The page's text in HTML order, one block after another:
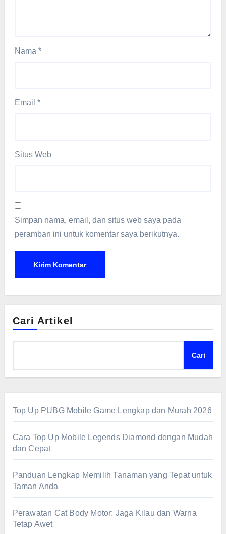
Nama *
Email *
Situs Web
Simpan nama, email, dan situs web saya pada
peramban ini untuk komentar saya berikutnya.
Cari Artikel
Cari
Top Up PUBG Mobile Game Lengkap dan Murah 2026
Cara Top Up Mobile Legends Diamond dengan Mudah
dan Cepat
Panduan Lengkap Memilih Tanaman yang Tepat untuk
Taman Anda
Perawatan Cat Body Motor: Jaga Kilau dan Warna
Tetap Awet